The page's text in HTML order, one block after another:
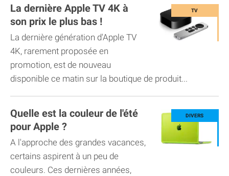
La dernière Apple TV 4K à
son prix le plus bas !
La dernière génération d'Apple TV
4K, rarement proposée en
promotion, est de nouveau
disponible ce matin sur la boutique de produit...
Quelle est la couleur de l'été
pour Apple ?
A l'approche des grandes vacances,
certains aspirent à un peu de
couleurs. Ces dernières années,